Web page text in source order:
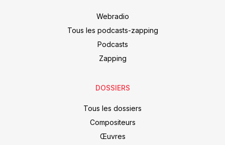
Webradio
Tous les podcasts-zapping
Podcasts
Zapping
DOSSIERS
Tous les dossiers
Compositeurs
Œuvres